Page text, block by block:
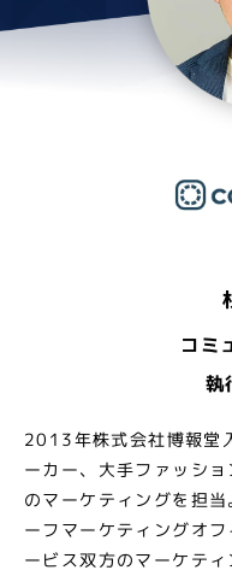
コミ
執
2013年株式会社博報堂
ーカー、大手ファッシ
のマーケティングを担
ーフマーケティングオ
ービス双方のマーケテ